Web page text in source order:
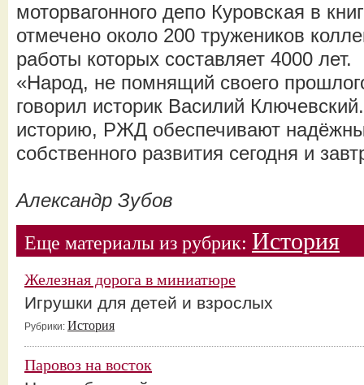
моторвагонного депо Куровская в
отмечено около 200 тружеников
работы которых составляет 4000 лет.
«Народ, не помнящий своего
говорил историк Василий
историю, РЖД обеспечивают
собственного развития сегодня и
Александр Зубов
Еще материалы из рубрик: История
Железная дорога в миниатюре
Игрушки для детей и взрослых
Рубрики: История
Паровоз на восток